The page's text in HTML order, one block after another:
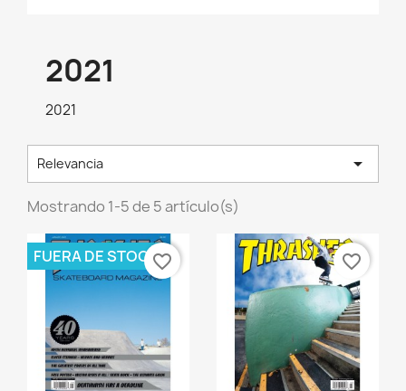
2021
2021
Relevancia 
Mostrando 1-5 de 5 artículo(s)
FUERA DE STOCKfavorite_border favorite_border
Crear lista de deseos ×